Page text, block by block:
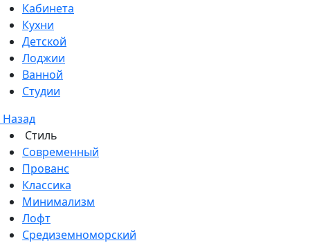
Кабинета
Кухни
Детской
Лоджии
Ванной
Студии
Назад
Стиль
Современный
Прованс
Классика
Минимализм
Лофт
Средиземноморский